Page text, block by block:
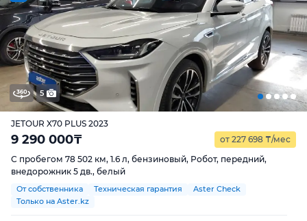
5
JETOUR X70 PLUS 2023
9 290 000₸ от 227 698 ₸/мес
С пробегом 78 502 км, 1.6 л, бензиновый, Робот, передний,
внедорожник 5 дв., белый
От собственника Техническая гарантия
Aster Check
Только на Aster.kz